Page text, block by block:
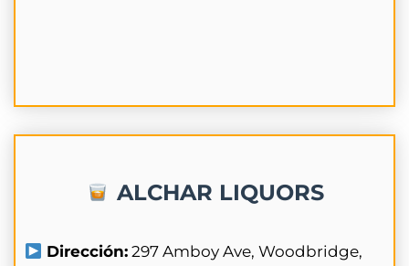
ALCHAR LIQUORS
Dirección: 297 Amboy Ave, Woodbridge,